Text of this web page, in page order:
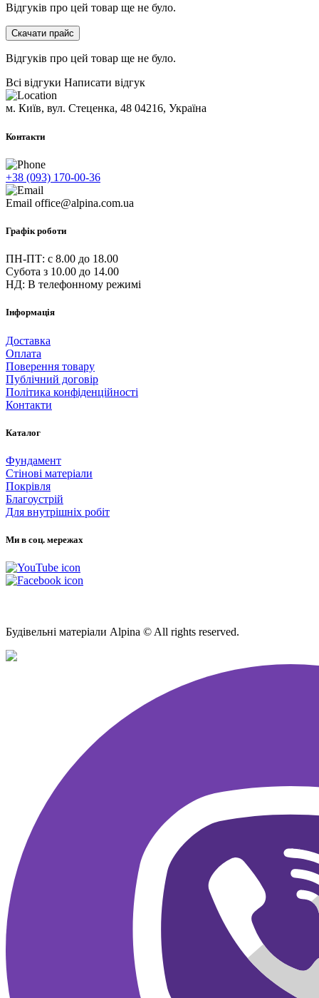
Відгуків про цей товар ще не було.
Скачати прайс
Відгуків про цей товар ще не було.
Всі відгуки Написати відгук
м. Київ, вул. Стеценка, 48 04216, Україна
Контакти
+38 (093) 170-00-36
Email office@alpina.com.ua
Графік роботи
ПН-ПТ: c 8.00 до 18.00
Субота з 10.00 до 14.00
НД: В телефонному режимі
Інформація
Доставка
Оплата
Поверення товару
Публічний договір
Політика конфіденційності
Контакти
Каталог
Фундамент
Стінові матеріали
Покрівля
Благоустрій
Для внутрішніх робіт
Ми в соц. мережах
Будівельні матеріали Alpina © All rights reserved.